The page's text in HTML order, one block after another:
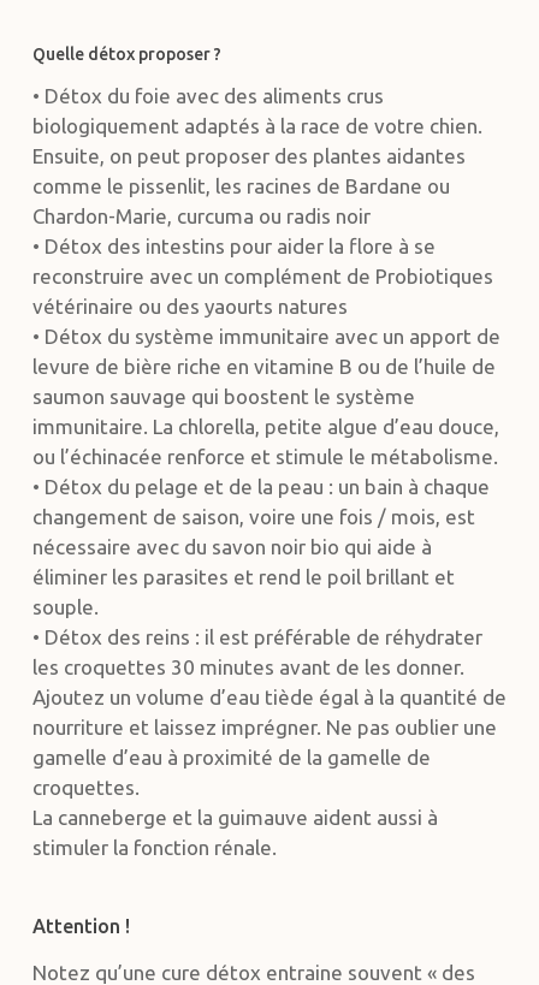
Quelle détox proposer ?
• Détox du foie avec des aliments crus
biologiquement adaptés à la race de votre chien.
Ensuite, on peut proposer des plantes aidantes
comme le pissenlit, les racines de Bardane ou
Chardon-Marie, curcuma ou radis noir
• Détox des intestins pour aider la flore à se
reconstruire avec un complément de Probiotiques
vétérinaire ou des yaourts natures
• Détox du système immunitaire avec un apport de
levure de bière riche en vitamine B ou de l’huile de
saumon sauvage qui boostent le système
immunitaire. La chlorella, petite algue d’eau douce,
ou l’échinacée renforce et stimule le métabolisme.
• Détox du pelage et de la peau : un bain à chaque
changement de saison, voire une fois / mois, est
nécessaire avec du savon noir bio qui aide à
éliminer les parasites et rend le poil brillant et
souple.
• Détox des reins : il est préférable de réhydrater
les croquettes 30 minutes avant de les donner.
Ajoutez un volume d’eau tiède égal à la quantité de
nourriture et laissez imprégner. Ne pas oublier une
gamelle d’eau à proximité de la gamelle de
croquettes.
La canneberge et la guimauve aident aussi à
stimuler la fonction rénale.
Attention !
Notez qu’une cure détox entraine souvent « des